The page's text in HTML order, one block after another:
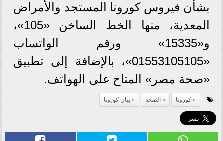
بشأن فيروس كورونا المستجد والأمراض
المعدية، منها الخط الساخن «105»،
و«15335» ورقم الواتساب
«01553105105»، بالإضافة إلى تطبيق
«صحة مصر» المتاح على الهواتف.
كورونا الصحة بيان كورونا